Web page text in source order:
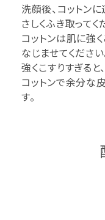
洗顔後、コットン
さしくふき取ってく
コットンは肌に強
なじませてください
強くこすりすぎると
コットンで余分な
す。